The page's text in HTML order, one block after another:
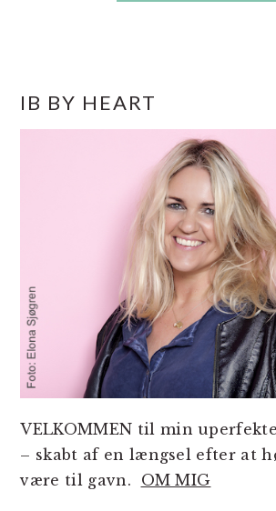
SIDEBAR
IB BY HEART
VELKOMMEN til min
– skabt af en længsel efter at
være til gavn. OM MIG